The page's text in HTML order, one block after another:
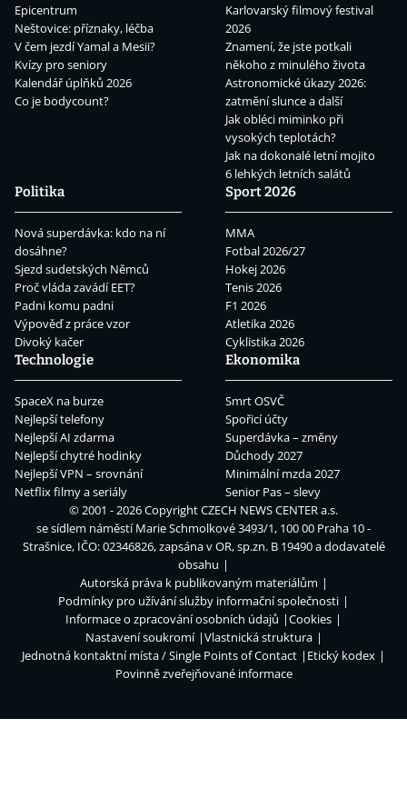
Epicentrum
Neštovice: příznaky, léčba
V čem jezdí Yamal a Mesii?
Kvízy pro seniory
Kalendář úplňků 2026
Co je bodycount?
Karlovarský filmový festival
2026
Znamení, že jste potkali
někoho z minulého života
Astronomické úkazy 2026:
zatmění slunce a další
Jak obléci miminko při
vysokých teplotách?
Jak na dokonalé letní mojito
6 lehkých letních salátů
Politika
Nová superdávka: kdo na ní
dosáhne?
Sjezd sudetských Němců
Proč vláda zavádí EET?
Padni komu padni
Výpověď z práce vzor
Divoký kačer
Sport 2026
MMA
Fotbal 2026/27
Hokej 2026
Tenis 2026
F1 2026
Atletika 2026
Cyklistika 2026
Technologie
SpaceX na burze
Nejlepší telefony
Nejlepší AI zdarma
Nejlepší chytré hodinky
Nejlepší VPN – srovnání
Netflix filmy a seriály
Ekonomika
Smrt OSVČ
Spořicí účty
Superdávka – změny
Důchody 2027
Minimální mzda 2027
Senior Pas – slevy
© 2001 - 2026 CopyrightCZECH NEWS CENTER a.s.
se sídlem náměstí Marie Schmolkové 3493/1, 100 00 Praha 10 -
Strašnice, IČO: 02346826, zapsána v OR, sp.zn. B 19490 a dodavatelé
obsahu
Autorská práva k publikovaným materiálům
Podmínky pro užívání služby informační společnosti
Informace o zpracování osobních údajů
Cookies
Nastavení soukromí
Vlastnická struktura
Jednotná kontaktní místa / Single Points of Contact
Etický kodex
Povinně zveřejňované informace